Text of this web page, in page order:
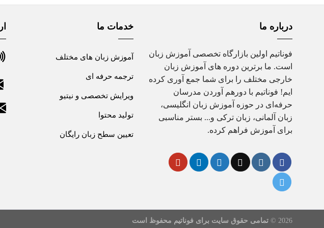
درباره ما
فوناتیم اولین بازارگاه تخصصی آموزش زبان
است. ما برترین دوره های آموزش زبان
خارجی مختلف را برای شما جمع آوری کرده
ایم! فوناتیم با دورهم آوردن مدرسان
حرفه‌ای در حوزه آموزش زبان انگلیسی،
زبان آلمانی، زبان ترکی و... بستر مناسبی
برای آموزش فراهم کرده.
خدمات ما
آموزش زبان های مختلف
ترجمه حرفه ای
ویرایش تخصصی و نیتیو
تولید محتوا
تعیین سطح زبان رایگان
2026 © تمامی حقوق سایت برای فوناتیم محفوظ است